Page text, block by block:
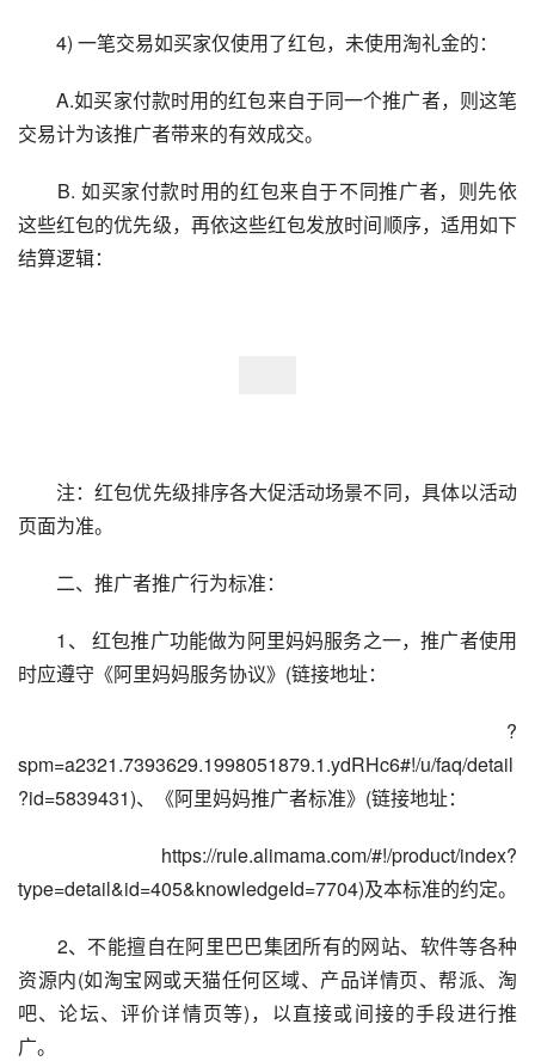
4) 一笔交易如买家仅使用了红包，未使用淘礼金的：
A.如买家付款时用的红包来自于同一个推广者，则这笔
交易计为该推广者带来的有效成交。
B. 如买家付款时用的红包来自于不同推广者，则先依
这些红包的优先级，再依这些红包发放时间顺序，适用如下
结算逻辑：
注：红包优先级排序各大促活动场景不同，具体以活动
页面为准。
二、推广者推广行为标准：
1、 红包推广功能做为阿里妈妈服务之一，推广者使用
时应遵守《阿里妈妈服务协议》(链接地址：
?
spm=a2321.7393629.1998051879.1.ydRHc6#!/u/faq/detail
?id=5839431)、《阿里妈妈推广者标准》(链接地址：
https://rule.alimama.com/#!/product/index?
type=detail&id=405&knowledgeId=7704)及本标准的约定。
2、不能擅自在阿里巴巴集团所有的网站、软件等各种
资源内(如淘宝网或天猫任何区域、产品详情页、帮派、淘
吧、论坛、评价详情页等)，以直接或间接的手段进行推
广。